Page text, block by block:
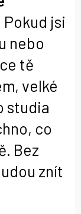
Pokud jsi
nebo
tě
velké
studia
co
Bez
znít